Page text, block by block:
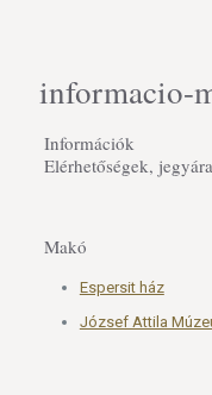
informacio-
Információk
Elérhetőségek,
Makó
Espersit ház
József Attila